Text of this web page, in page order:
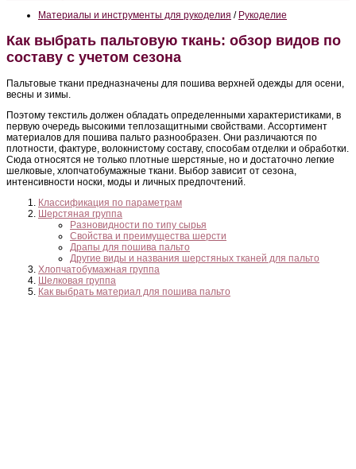
Материалы и инструменты для рукоделия / Рукоделие
Как выбрать пальтовую ткань: обзор видов по
составу с учетом сезона
Пальтовые ткани предназначены для пошива верхней одежды для осени,
весны и зимы.
Поэтому текстиль должен обладать определенными характеристиками, в
первую очередь высокими теплозащитными свойствами. Ассортимент
материалов для пошива пальто разнообразен. Они различаются по
плотности, фактуре, волокнистому составу, способам отделки и обработки.
Сюда относятся не только плотные шерстяные, но и достаточно легкие
шелковые, хлопчатобумажные ткани. Выбор зависит от сезона,
интенсивности носки, моды и личных предпочтений.
Классификация по параметрам
Шерстяная группа
Разновидности по типу сырья
Свойства и преимущества шерсти
Драпы для пошива пальто
Другие виды и названия шерстяных тканей для пальто
Хлопчатобумажная группа
Шелковая группа
Как выбрать материал для пошива пальто